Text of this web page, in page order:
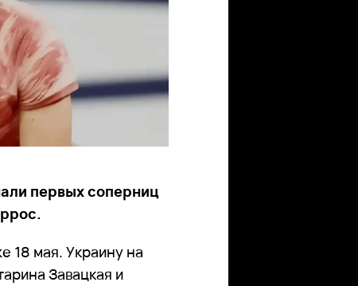
первых соперниц
18 мая. Украину на
Завацкая и